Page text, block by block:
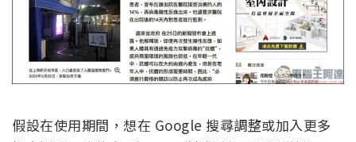
假設在使用期間，想在 Google 搜尋調整或加入更多